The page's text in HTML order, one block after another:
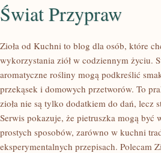
Świat Przypraw
Zioła od Kuchni to blog dla osób, które
wykorzystania ziół w codziennym życiu.
aromatyczne rośliny mogą podkreślić
przekąsek i domowych przetworów. To
zioła nie są tylko dodatkiem do dań, lecz
Serwis pokazuje, że pietruszka mogą być
prostych sposobów, zarówno w kuchni
eksperymentalnych przepisach. Polecam